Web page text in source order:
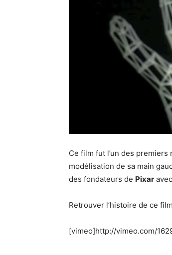
Ce film fut l’un des premiers
modélisation de sa main
des fondateurs de Pixar avec
Retrouver l’histoire de ce
[vimeo]http://vimeo.com/